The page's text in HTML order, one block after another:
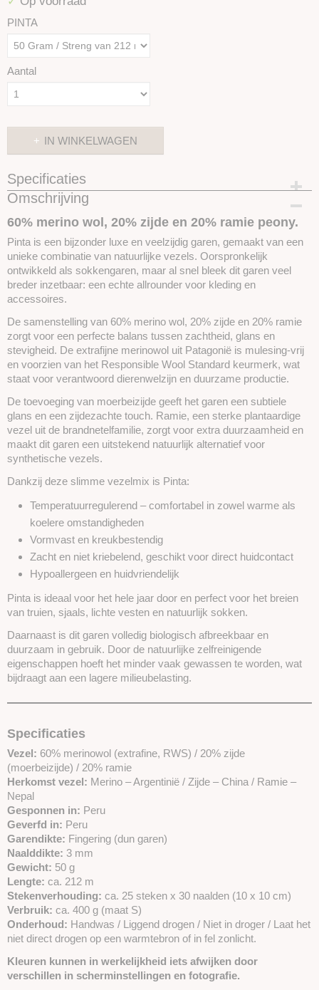
PINTA
Aantal
IN WINKELWAGEN
Specificaties
Productcode
Omschrijving
60% merino wol, 20% zijde en 20% ramie peony.
Pinta is een bijzonder luxe en veelzijdig garen, gemaakt van een
unieke combinatie van natuurlijke vezels. Oorspronkelijk
ontwikkeld als sokkengaren, maar al snel bleek dit garen veel
breder inzetbaar: een echte allrounder voor kleding en
accessoires.
De samenstelling van 60% merino wol, 20% zijde en 20% ramie
zorgt voor een perfecte balans tussen zachtheid, glans en
stevigheid. De extrafijne merinowol uit Patagonië is mulesing-vrij
en voorzien van het Responsible Wool Standard keurmerk, wat
staat voor verantwoord dierenwelzijn en duurzame productie.
De toevoeging van moerbeizijde geeft het garen een subtiele
glans en een zijdezachte touch. Ramie, een sterke plantaardige
vezel uit de brandnetelfamilie, zorgt voor extra duurzaamheid en
maakt dit garen een uitstekend natuurlijk alternatief voor
synthetische vezels.
Dankzij deze slimme vezelmix is Pinta:
Temperatuurregulerend – comfortabel in zowel warme als
koelere omstandigheden
Vormvast en kreukbestendig
Zacht en niet kriebelend, geschikt voor direct huidcontact
Hypoallergeen en huidvriendelijk
Pinta is ideaal voor het hele jaar door en perfect voor het breien
van truien, sjaals, lichte vesten en natuurlijk sokken.
Daarnaast is dit garen volledig biologisch afbreekbaar en
duurzaam in gebruik. Door de natuurlijke zelfreinigende
eigenschappen hoeft het minder vaak gewassen te worden, wat
bijdraagt aan een lagere milieubelasting.
Specificaties
Vezel: 60% merinowol (extrafine, RWS) / 20% zijde
(moerbeizijde) / 20% ramie
Herkomst vezel: Merino – Argentinië / Zijde – China / Ramie –
Nepal
Gesponnen in: Peru
Geverfd in: Peru
Garendikte: Fingering (dun garen)
Naalddikte: 3 mm
Gewicht: 50 g
Lengte: ca. 212 m
Stekenverhouding: ca. 25 steken x 30 naalden (10 x 10 cm)
Verbruik: ca. 400 g (maat S)
Onderhoud: Handwas / Liggend drogen / Niet in droger / Laat het
niet direct drogen op een warmtebron of in fel zonlicht.
Kleuren kunnen in werkelijkheid iets afwijken door
verschillen in scherminstellingen en fotografie.